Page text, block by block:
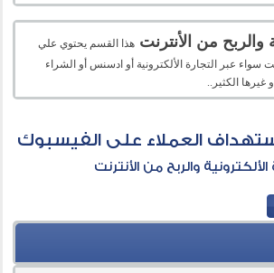
والربح من الأنترنت هذا القسم يحتوي علي
سواء عبر التجارة الألكترونية أو ادسنس أو الشراء
غيرها الكثير..
إستهداف العملاء على الفيسبوك
الألكترونية والربح من الأنترنت